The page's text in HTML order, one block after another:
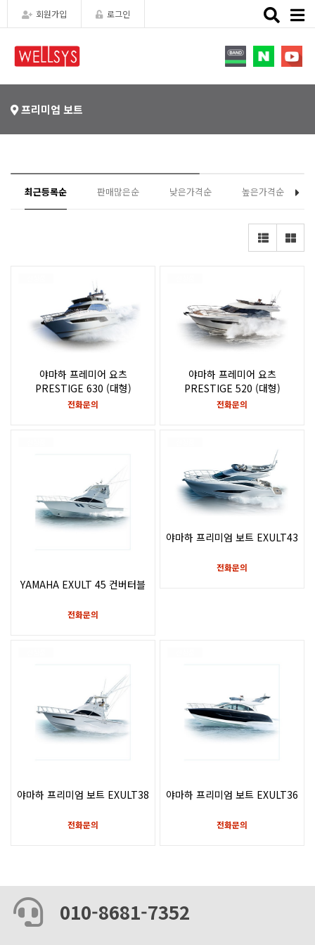
회원가입 로그인
Toggle
프리미엄 보트
최근등록순 판매많은순 낮은가격순 높은가격순
야마하 프레미어 요츠
PRESTIGE 630 (대형)
전화문의
야마하 프레미어 요츠
PRESTIGE 520 (대형)
전화문의
YAMAHA EXULT 45 컨버터블
전화문의
야마하 프리미엄 보트 EXULT43
전화문의
야마하 프리미엄 보트 EXULT38
전화문의
야마하 프리미엄 보트 EXULT36
전화문의
010-8681-7352